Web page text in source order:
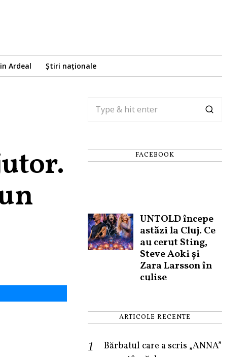
Ardeal Știri naționale
FACEBOOK
UNTOLD începe
astăzi la Cluj. Ce
au cerut Sting,
Steve Aoki și
Zara Larsson în
culise
ARTICOLE RECENTE
Bărbatul care a scris „ANNA”